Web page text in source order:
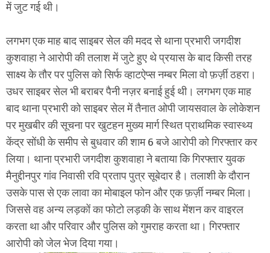
में जुट गई थी।
लगभग एक माह बाद साइबर सेल की मदद से थाना प्रभारी जगदीश
कुशवाहा ने आरोपी की तलाश में जुटे हुए थे प्रयास के बाद किसी तरह
साक्ष्य के तौर पर पुलिस को सिर्फ व्हाटऐप्स नम्बर मिला वो फ़र्ज़ी ठहरा।
उधर साइबर सेल भी बराबर पैनी नज़र बनाई हुई थी। लगभग एक माह
बाद थाना प्रभारी को साइबर सेल में तैनात ओपी जायसवाल के लोकेशन
पर मुखबीर की सूचना पर खुटहन मुख्य मार्ग स्थित प्राथमिक स्वास्थ्य
केंद्र सोंधी के समीप से बुधवार की शाम 6 बजे आरोपी को गिरफ्तार कर
लिया। थाना प्रभारी जगदीश कुशवाहा ने बताया कि गिरफ्तार युवक
मैनुद्दीनपुर गांव निवासी रवि प्रताप पुत्र सूबेदार है। तलाशी के दौरान
उसके पास से एक लावा का मोबाइल फोन और एक फ़र्ज़ी नम्बर मिला।
जिससे वह अन्य लड़कों का फोटो लड़की के साथ मेंशन कर वाइरल
करता था और परिवार और पुलिस को गुमराह करता था। गिरफ्तार
आरोपी को जेल भेज दिया गया।